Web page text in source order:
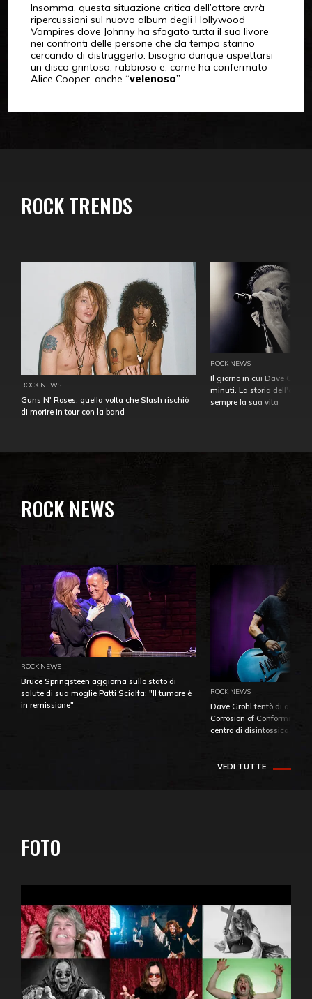
Insomma, questa situazione critica dell’attore avrà
ripercussioni sul nuovo album degli Hollywood
Vampires dove Johnny ha sfogato tutta il suo livore
nei confronti delle persone che da tempo stanno
cercando di distruggerlo: bisogna dunque aspettarsi
un disco grintoso, rabbioso e, come ha confermato
Alice Cooper, anche “velenoso”.
ROCK TRENDS
ROCK NEWS
Guns N' Roses, quella volta che Slash rischiò
di morire in tour con la band
ROCK NEWS
Il giorno in cui Dave
minuti. La storia
sempre la sua vita
ROCK NEWS
ROCK NEWS
Bruce Springsteen aggiorna sullo stato di
salute di sua moglie Patti Scialfa: "Il tumore è
in remissione"
ROCK NEWS
Dave Grohl tentò di
Corrosion of Conformity
centro di
VEDI TUTTE
FOTO